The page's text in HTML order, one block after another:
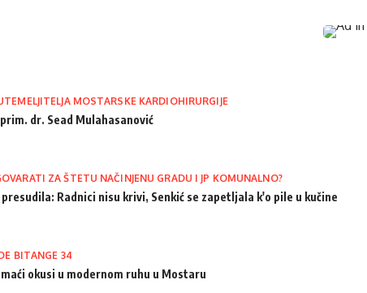
MOSTARSKE KARDIOHIRURGIJE
dr. Sead Mulahasanović
ZA ŠTETU NAČINJENU GRADU I JP KOMUNALNO?
Radnici nisu krivi, Senkić se zapetljala k'o pile u kučine
BITANGE 34
okusi u modernom ruhu u Mostaru